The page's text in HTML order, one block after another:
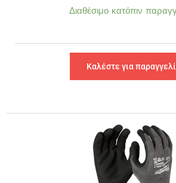
Διαθέσιμο κατόπιν
Καλέστε για